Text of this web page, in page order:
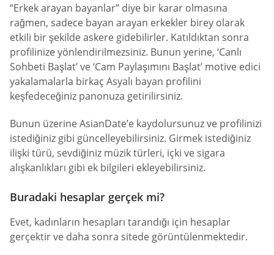
“Erkek arayan bayanlar” diye bir karar olmasına
rağmen, sadece bayan arayan erkekler birey olarak
etkili bir şekilde askere gidebilirler. Katıldıktan sonra
profilinize yönlendirilmezsiniz. Bunun yerine, ‘Canlı
Sohbeti Başlat’ ve ‘Cam Paylaşımını Başlat’ motive edici
yakalamalarla birkaç Asyalı bayan profilini
keşfedeceğiniz panonuza getirilirsiniz.
Bunun üzerine AsianDate’e kaydolursunuz ve profilinizi
istediğiniz gibi güncelleyebilirsiniz. Girmek istediğiniz
ilişki türü, sevdiğiniz müzik türleri, içki ve sigara
alışkanlıkları gibi ek bilgileri ekleyebilirsiniz.
Buradaki hesaplar gerçek mi?
Evet, kadınların hesapları tarandığı için hesaplar
gerçektir ve daha sonra sitede görüntülenmektedir.